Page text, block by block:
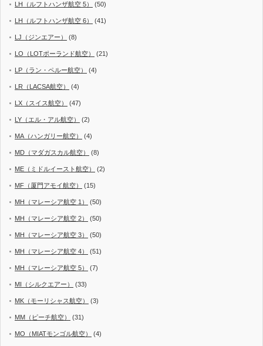
LH（ルフトハンザ航空 5） (50)
LH（ルフトハンザ航空 6） (41)
LJ（ジンエアー） (8)
LO（LOTポーランド航空） (21)
LP（ラン・ペルー航空） (4)
LR（LACSA航空） (4)
LX（スイス航空） (47)
LY（エル・アル航空） (2)
MA（ハンガリー航空） (4)
MD（マダガスカル航空） (8)
ME（ミドルイースト航空） (2)
MF（厦門アモイ航空） (15)
MH（マレーシア航空 1） (50)
MH（マレーシア航空 2） (50)
MH（マレーシア航空 3） (50)
MH（マレーシア航空 4） (51)
MH（マレーシア航空 5） (7)
MI（シルクエアー） (33)
MK（モーリシャス航空） (3)
MM（ピーチ航空） (31)
MO（MIATモンゴル航空） (4)